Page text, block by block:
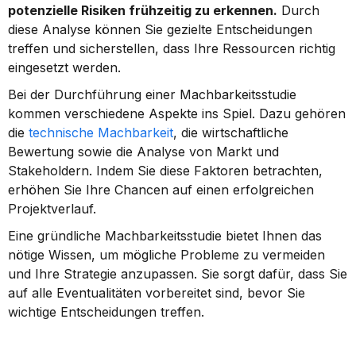
potenzielle Risiken frühzeitig zu erkennen. Durch
diese Analyse können Sie gezielte Entscheidungen
treffen und sicherstellen, dass Ihre Ressourcen richtig
eingesetzt werden.
Bei der Durchführung einer Machbarkeitsstudie
kommen verschiedene Aspekte ins Spiel. Dazu gehören
die technische Machbarkeit, die wirtschaftliche
Bewertung sowie die Analyse von Markt und
Stakeholdern. Indem Sie diese Faktoren betrachten,
erhöhen Sie Ihre Chancen auf einen erfolgreichen
Projektverlauf.
Eine gründliche Machbarkeitsstudie bietet Ihnen das
nötige Wissen, um mögliche Probleme zu vermeiden
und Ihre Strategie anzupassen. Sie sorgt dafür, dass Sie
auf alle Eventualitäten vorbereitet sind, bevor Sie
wichtige Entscheidungen treffen.